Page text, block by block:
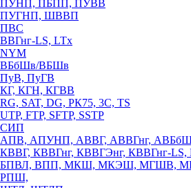
ПУНП, ПБПП, ПУВВ
ПУГНП, ШВВП
ПВС
ВВГнг-LS, LTx
NYM
ВБбШв/ВБШв
ПуВ, ПуГВ
КГ, КГН, КГВВ
RG, SAT, DG, РК75, 3С, TS
UTP, FTP, SFTP, SSTP
СИП
АПВ, АПУНП, АВВГ, АВВГнг,
КВВГ, КВВГнг, КВВГЭнг, КВВГнг-LS,
БПВЛ, ВПП, МКШ, МКЭШ, МГШВ,
РПШ,